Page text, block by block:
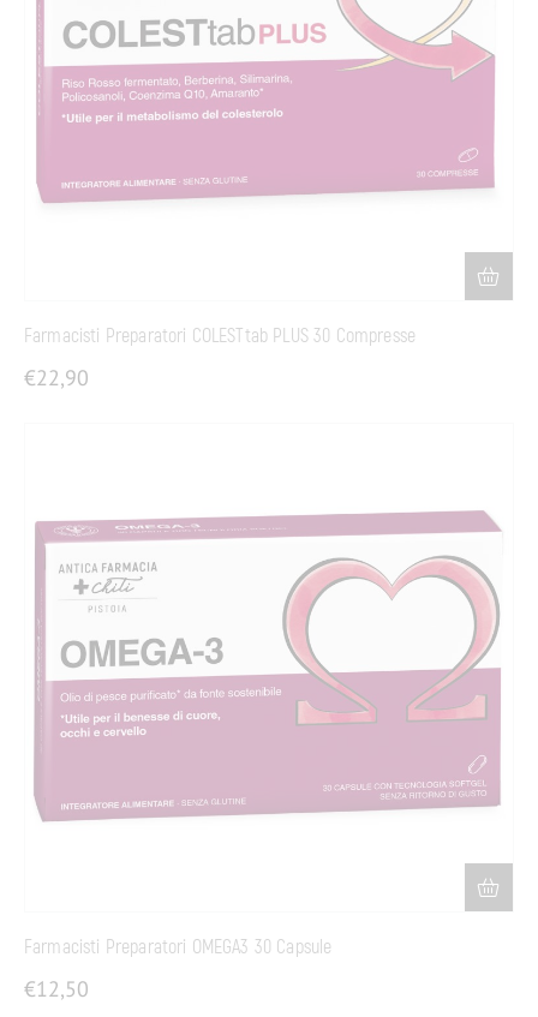
Farmacisti Preparatori COLESTtab PLUS 30 Compresse
€22,90
Farmacisti Preparatori OMEGA3 30 Capsule
€12,50